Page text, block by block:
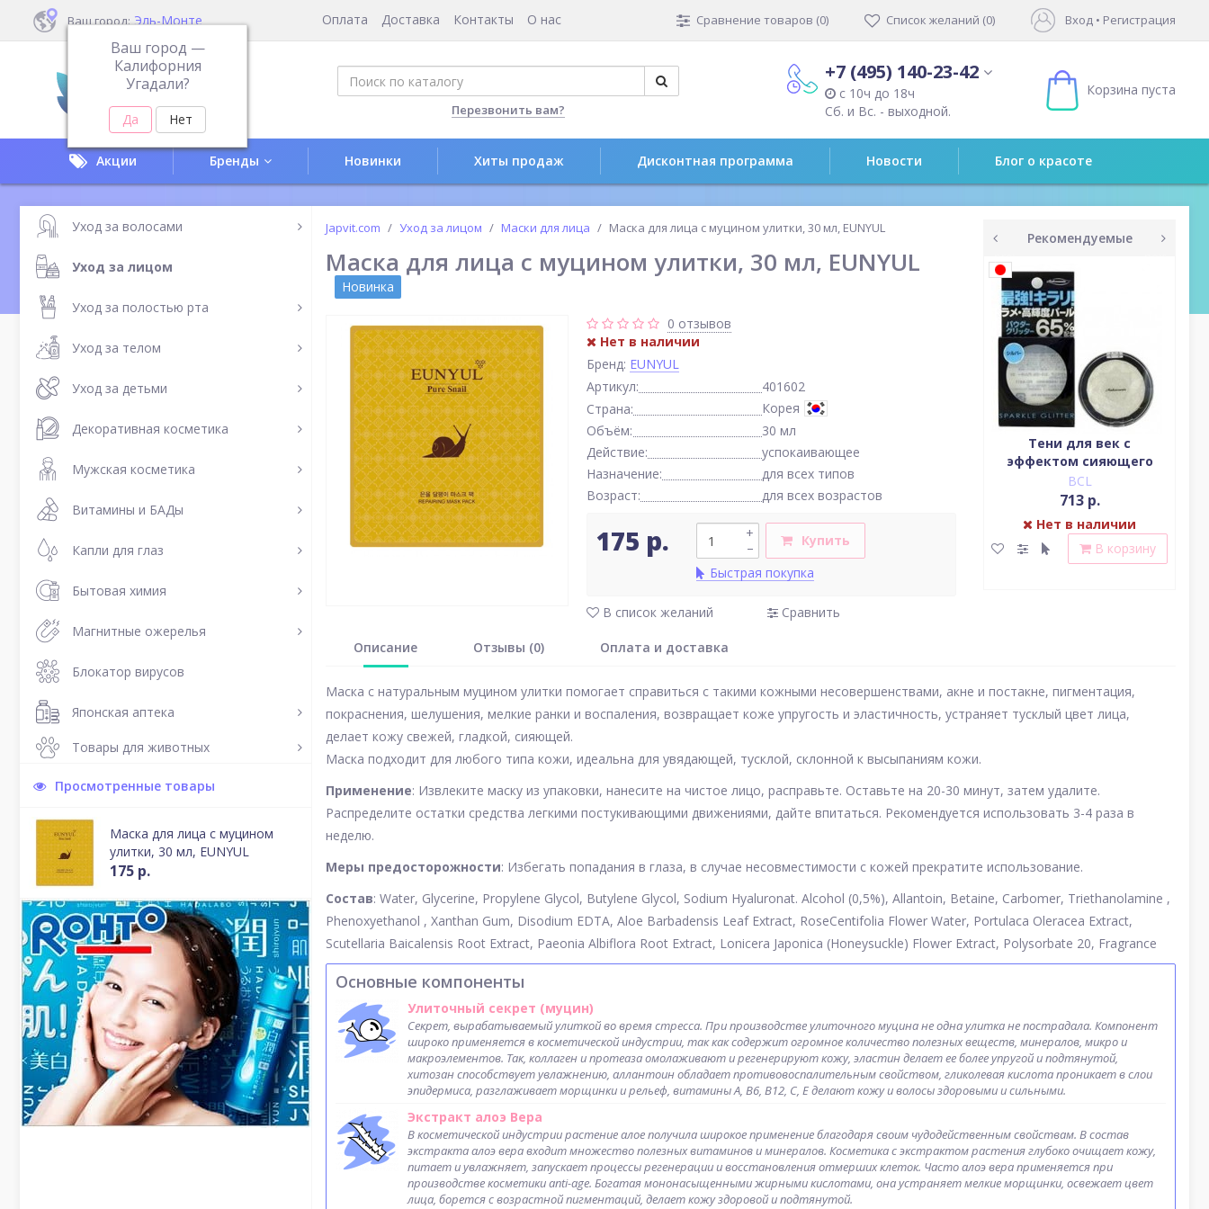
Ваш город: Эль-Монте
Ваш город —
Калифорния
Угадали?
Оплата Доставка Контакты О нас Сравнение товаров (0) Список желаний (0) Вход • Регистрация
Перезвонить вам?
+7 (495) 140-23-42
с 10ч до 18ч
Сб. и Вс. - выходной.
Корзина пуста
Акции Бренды Новинки Хиты продаж Дисконтная программа Новости Блог о красоте
Уход за волосами
Уход за лицом
Уход за полостью рта
Уход за телом
Уход за детьми
Декоративная косметика
Мужская косметика
Витамины и БАДы
Капли для глаз
Бытовая химия
Магнитные ожерелья
Блокатор вирусов
Японская аптека
Товары для животных
Просмотренные товары
Маска для лица с муцином
улитки, 30 мл, EUNYUL
175 р.
Japvit.com Уход за лицом Маски для лица Маска для лица с муцином улитки, 30 мл, EUNYUL
Маска для лица с муцином улитки, 30 мл, EUNYUL
Новинка
0 отзывов
Нет в наличии
Бренд: EUNYUL
Артикул:
401602
Страна:
Корея
Объём:
30 мл
Действие:
успокаивающее
Назначение:
для всех типов
Возраст:
для всех возрастов
175 р. –
+
Купить
Быстрая покупка
В список желаний Сравнить
Рекомендуемые
подводка (цвет
насыщенный черный)
2 379 р.
Нет в наличии
Тени для век c
эффектом сияющего
блеска (серебро)
BCL
713 р.
Нет в наличии
В корзину
Описание Отзывы (0) Оплата и доставка
Маска с натуральным муцином улитки помогает справиться с такими кожными несовершенствами, акне и постакне, пигментация,
покраснения, шелушения, мелкие ранки и воспаления, возвращает коже упругость и эластичность, устраняет тусклый цвет лица,
делает кожу свежей, гладкой, сияющей.
Маска подходит для любого типа кожи, идеальна для увядающей, тусклой, склонной к высыпаниям кожи.
Применение: Извлеките маску из упаковки, нанесите на чистое лицо, расправьте. Оставьте на 20-30 минут, затем удалите.
Распределите остатки средства легкими постукивающими движениями, дайте впитаться. Рекомендуется использовать 3-4 раза в
неделю.
Меры предосторожности: Избегать попадания в глаза, в случае несовместимости с кожей прекратите использование.
Состав: Water, Glycerine, Propylene Glycol, Butylene Glycol, Sodium Hyaluronat. Alcohol (0,5%), Allantoin, Betaine, Carbomer, Triethanolamine ,
Phenoxyethanol , Xanthan Gum, Disodium EDTA, Aloe Barbadensis Leaf Extract, RoseCentifolia Flower Water, Portulaca Oleracea Extract,
Scutellaria Baicalensis Root Extract, Paeonia Albiflora Root Extract, Lonicera Japonica (Honeysuckle) Flower Extract, Polysorbate 20, Fragrance
Основные компоненты
Улиточный секрет (муцин)
Секрет, вырабатываемый улиткой во время стресса. При производстве улиточного муцина не одна улитка не пострадала. Компонент
широко применяется в косметической индустрии, так как содержит огромное количество полезных веществ, минералов, микро и
макроэлементов. Так, коллаген и протеаза омолаживают и регенерируют кожу, эластин делает ее более упругой и подтянутой,
хитозан способствует увлажнению, аллантоин обладает противовоспалительным свойством, гликолевая кислота проникает в слои
эпидермиса, разглаживает морщинки и рельеф, витамины А, В6, В12, С, Е делают кожу и волосы здоровыми и сильными.
Экстракт алоэ Вера
В косметической индустрии растение алое получила широкое применение благодаря своим чудодейственным свойствам. В состав
экстракта алоэ вера входит множество полезных витаминов и минералов. Косметика с экстрактом растения глубоко очищает кожу,
питает и увлажняет, запускает процессы регенерации и восстановления отмерших клеток. Часто алоэ вера применяется при
производстве косметики anti-age. Богатая мононасыщенными жирными кислотами, она устраняет мелкие морщинки, освежает цвет
лица, борется с возрастной пигментаций, делает кожу здоровой и подтянутой.